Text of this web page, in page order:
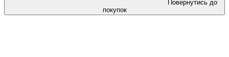
Повернутись до
покупок